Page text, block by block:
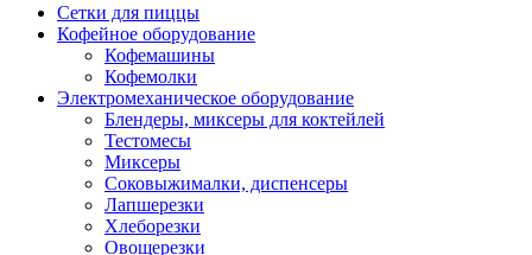
Сетки для пиццы
Кофейное оборудование
Кофемашины
Кофемолки
Электромеханическое оборудование
Блендеры, миксеры для коктейлей
Тестомесы
Миксеры
Соковыжималки, диспенсеры
Лапшерезки
Хлеборезки
Овощерезки